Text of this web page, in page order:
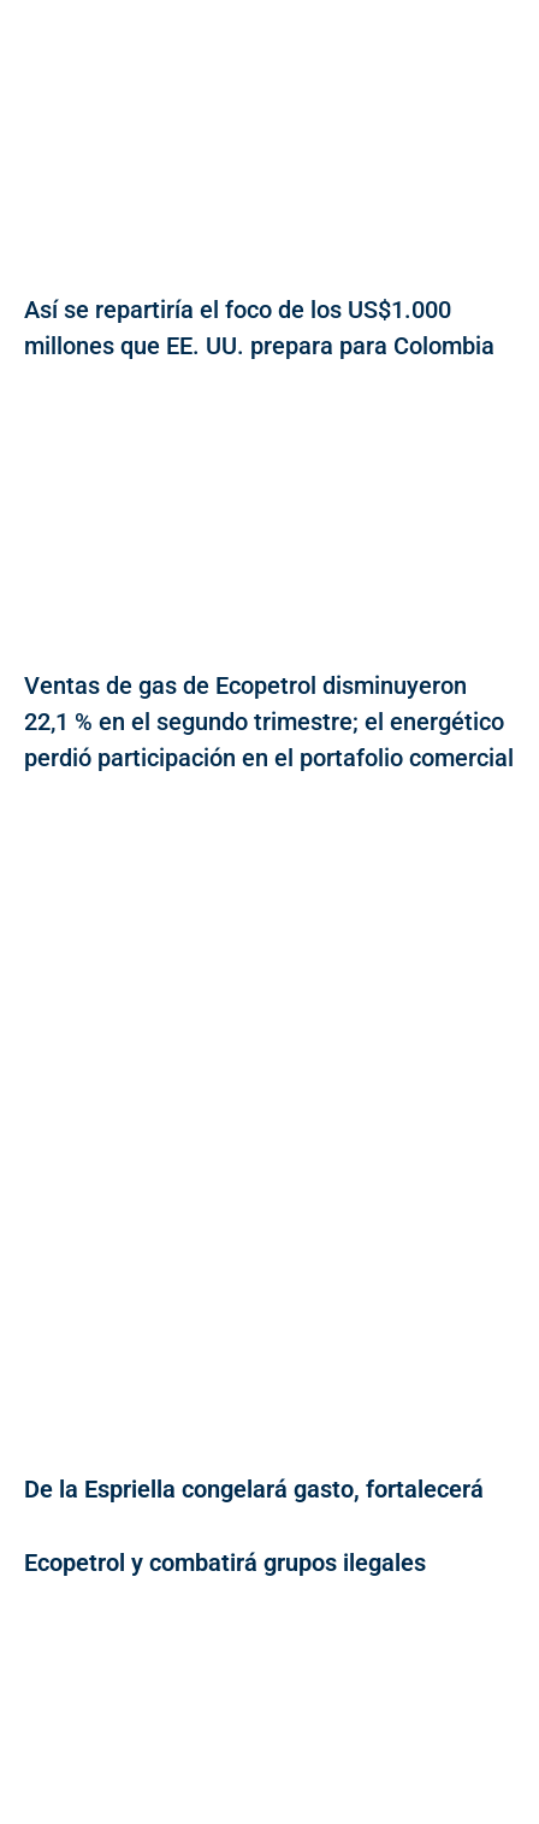
Así se repartiría el foco de los US$1.000
millones que EE. UU. prepara para Colombia
Ventas de gas de Ecopetrol disminuyeron
22,1 % en el segundo trimestre; el energético
perdió participación en el portafolio comercial
De la Espriella congelará gasto, fortalecerá
Ecopetrol y combatirá grupos ilegales